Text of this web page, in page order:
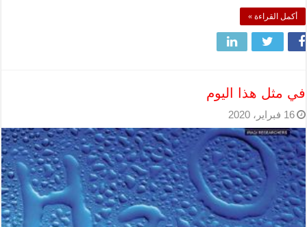
أكمل القراءة »
في مثل هذا اليوم
16 فبراير، 2020